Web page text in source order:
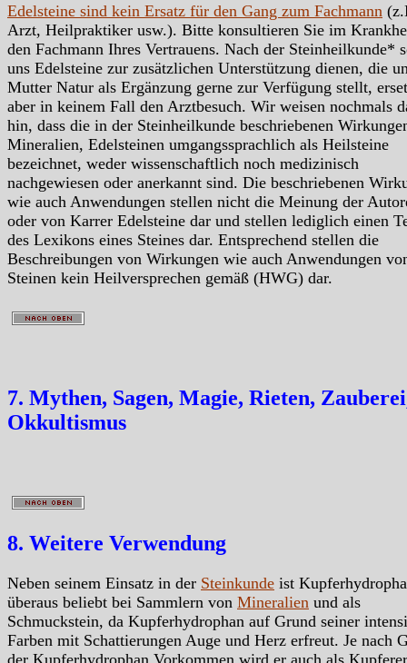
Edelsteine sind kein Ersatz für den Gang zum Fachmann
Arzt, Heilpraktiker usw.). Bitte konsultieren Sie im
den Fachmann Ihres Vertrauens. Nach der Steinheilkunde*
uns Edelsteine zur zusätzlichen Unterstützung dienen, die
Mutter Natur als Ergänzung gerne zur Verfügung stellt,
aber in keinem Fall den Arztbesuch. Wir weisen nochmals
hin, dass die in der Steinheilkunde beschriebenen
Mineralien, Edelsteinen umgangssprachlich als Heilsteine
bezeichnet, weder wissenschaftlich noch medizinisch
nachgewiesen oder anerkannt sind. Die beschriebenen
wie auch Anwendungen stellen nicht die Meinung der
oder von Karrer Edelsteine dar und stellen lediglich einen
des Lexikons eines Steines dar. Entsprechend stellen die
Beschreibungen von Wirkungen wie auch Anwendungen
Steinen kein Heilversprechen gemäß (HWG) dar.
7. Mythen, Sagen, Magie, Rieten,
Okkultismus
8. Weitere Verwendung
Neben seinem Einsatz in der Steinkunde ist
überaus beliebt bei Sammlern von Mineralien und als
Schmuckstein, da Kupferhydrophan auf Grund seiner
Farben mit Schattierungen Auge und Herz erfreut. Je nach